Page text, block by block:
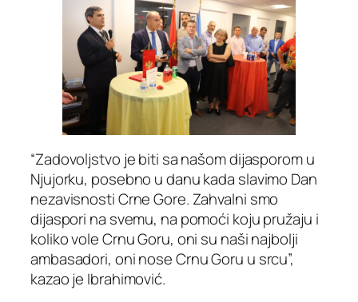
“Zadovoljstvo je biti sa našom dijasporom u
Njujorku, posebno u danu kada slavimo Dan
nezavisnosti Crne Gore. Zahvalni smo
dijaspori na svemu, na pomoći koju pružaju i
koliko vole Crnu Goru, oni su naši najbolji
ambasadori, oni nose Crnu Goru u srcu”,
kazao je Ibrahimović.